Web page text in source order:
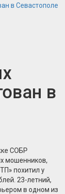
в Севастополе
в
СОБР
мошенников,
похитил у
23-летний,
в одном из